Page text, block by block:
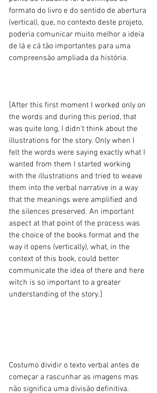
formato do livro e do sentido de abertura
(vertical), que, no contexto deste projeto,
poderia comunicar muito melhor a ideia
de lá e cá tão importantes para uma
compreensão ampliada da história.
[After this first moment I worked only on
the words and during this period, that
was quite long, I didn't think about the
illustrations for the story. Only when I
felt the words were saying exactly what I
wanted from them I started working
with the illustrations and tried to weave
them into the verbal narrative in a way
that the meanings were amplified and
the silences preserved. An important
aspect at that point of the process was
the choice of the books format and the
way it opens (vertically), what, in the
context of this book, could better
communicate the idea of there and here
witch is so important to a greater
understanding of the story.]
Costumo dividir o texto verbal antes de
começar a rascunhar as imagens mas
não significa uma divisão definitiva.